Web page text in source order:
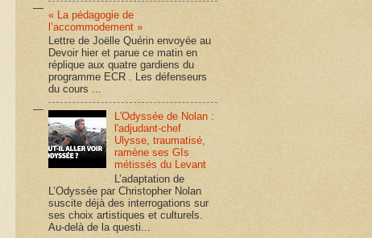
« La pédagogie de
l’accommodement »
Lettre de Joëlle Quérin envoyée au
Devoir hier et parue ce matin en
réplique aux quatre gardiens du
programme ECR . Les défenseurs
du cours ...
L'Odyssée de Nolan :
l'adjudant-chef
Ulysse, traumatisé,
ramène ses GIs
métissés du Levant
L’adaptation de
L’Odyssée par Christopher Nolan
suscite déjà des interrogations sur
ses choix artistiques et culturels.
Au-delà de la questi...